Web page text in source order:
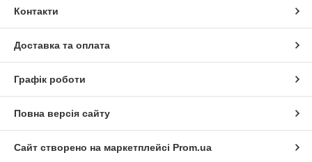
Контакти
Доставка та оплата
Графік роботи
Повна версія сайту
Сайт створено на маркетплейсі Prom.ua